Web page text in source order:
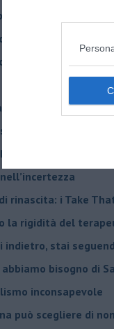
il marshmallow e
cambia il nome di
il terapeuta torna a
indietro di
davvero la
e … buona
rinascita: i Take
la rigidità del
indietro, stai
abbiamo bisogno di
inconsapevole
può scegliere di